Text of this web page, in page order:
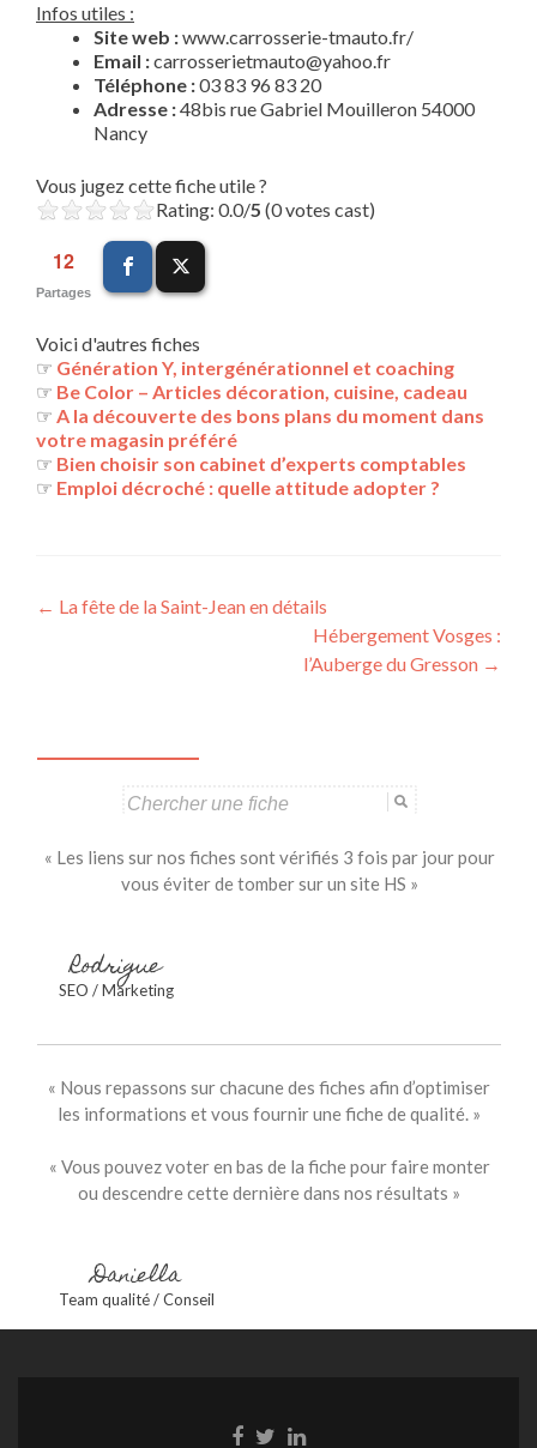
Infos utiles :
Site web :www.carrosserie-tmauto.fr/
Email :carrosserietmauto@yahoo.fr
Téléphone :03 83 96 83 20
Adresse :48bis rue Gabriel Mouilleron 54000
Nancy
Vous jugez cette fiche utile ?
Rating: 0.0/5 (0 votes cast)
12
Partages
Voici d'autres fiches
☞ Génération Y, intergénérationnel et coaching
☞ Be Color – Articles décoration, cuisine, cadeau
☞ A la découverte des bons plans du moment dans
votre magasin préféré
☞ Bien choisir son cabinet d’experts comptables
☞ Emploi décroché : quelle attitude adopter ?
Navigation
← La fête de la Saint-Jean en détails
Hébergement Vosges :
l’Auberge du Gresson →
« Les liens sur nos fiches sont vérifiés 3 fois par jour pour
vous éviter de tomber sur un site HS »
Rodrigue
SEO / Marketing
« Nous repassons sur chacune des fiches afin d’optimiser
les informations et vous fournir une fiche de qualité. »
« Vous pouvez voter en bas de la fiche pour faire monter
ou descendre cette dernière dans nos résultats »
Daniella
Team qualité / Conseil